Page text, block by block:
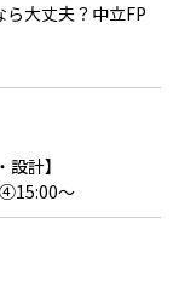
ら大丈夫？中立FP
計】
～